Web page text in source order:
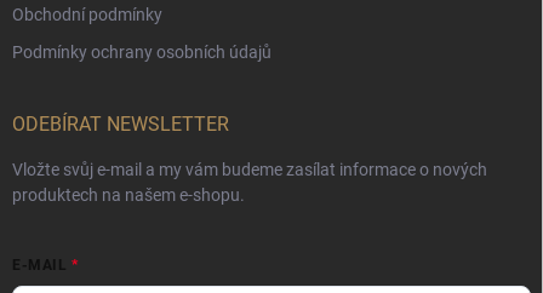
Obchodní podmínky
Podmínky ochrany osobních údajů
ODEBÍRAT NEWSLETTER
Vložte svůj e-mail a my vám budeme zasílat informace o nových
produktech na našem e-shopu.
E-MAIL